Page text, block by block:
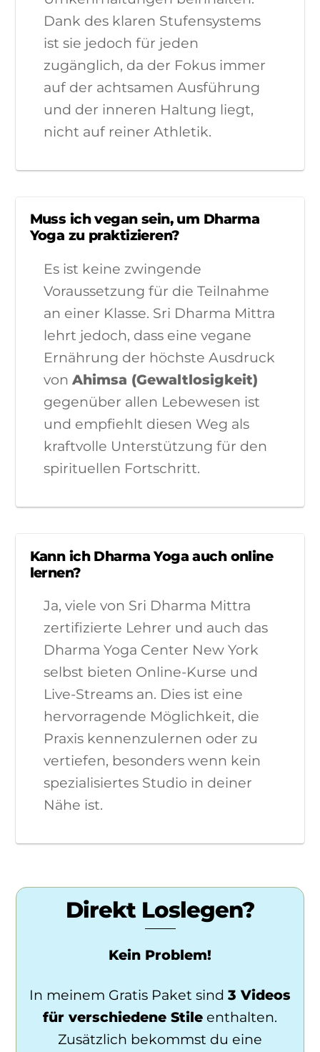
Dank des klaren Stufensystems
ist sie jedoch für jeden
zugänglich, da der Fokus immer
auf der achtsamen Ausführung
und der inneren Haltung liegt,
nicht auf reiner Athletik.
Muss ich vegan sein, um Dharma
Yoga zu praktizieren?
Es ist keine zwingende
Voraussetzung für die Teilnahme
an einer Klasse. Sri Dharma Mittra
lehrt jedoch, dass eine vegane
Ernährung der höchste Ausdruck
von Ahimsa (Gewaltlosigkeit)
gegenüber allen Lebewesen ist
und empfiehlt diesen Weg als
kraftvolle Unterstützung für den
spirituellen Fortschritt.
Kann ich Dharma Yoga auch online
lernen?
Ja, viele von Sri Dharma Mittra
zertifizierte Lehrer und auch das
Dharma Yoga Center New York
selbst bieten Online-Kurse und
Live-Streams an. Dies ist eine
hervorragende Möglichkeit, die
Praxis kennenzulernen oder zu
vertiefen, besonders wenn kein
spezialisiertes Studio in deiner
Nähe ist.
Direkt Loslegen?
Kein Problem!
In meinem Gratis Paket sind 3 Videos
für verschiedene Stile enthalten.
Zusätzlich bekommst du eine